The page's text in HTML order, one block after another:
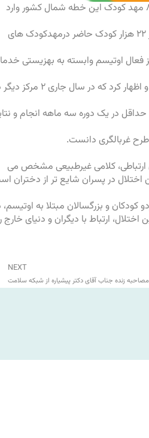
مهد کودک این خطه شمال کشوروارد
فعال اوتیسم وابسته به بهزیستی
اوتیسم درمازندران را مربوط به شهرستان های ساری ، آمل و چالوس اعلام کرد و اظهار کرد که در
حداقل در یک دوره سه ماهه انجام و
غربالگری دانست.
ارتباطی، کلامی غیرطبیعی مشخص می
در پسران شایع تر از دختران
و بزرگسالان مبتلا به اوتیسم،
ارتباط با دیگران و دنیای خارج
NEXT
مصاحبه زنده جناب آقای دکتر پیشیاره از شبکه سلامت